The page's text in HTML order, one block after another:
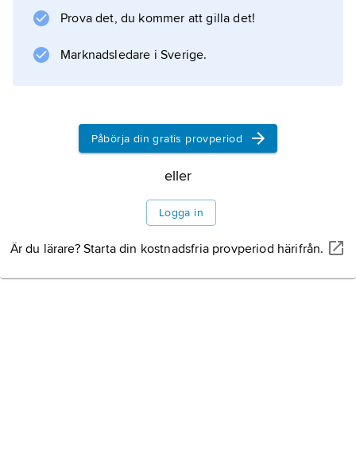
tillgång upplåts mot betalning; se
. Beroende av överföringsmedium modulerar
Information om artikeln
Prova det, du kommer att gilla det!
Marknadsledare i Sverige.
Påbörja din gratis provperiod
eller
Logga in
Är du lärare? Starta din kostnadsfria provperiod härifrån.